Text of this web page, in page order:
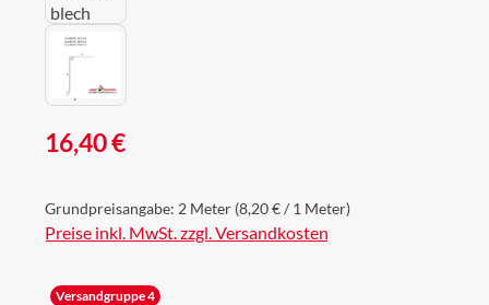
Regulärer Preis:
16,40 €
Grundpreisangabe: 2 Meter (8,20 € / 1 Meter)
Preise inkl. MwSt. zzgl. Versandkosten
Versandgruppe 4